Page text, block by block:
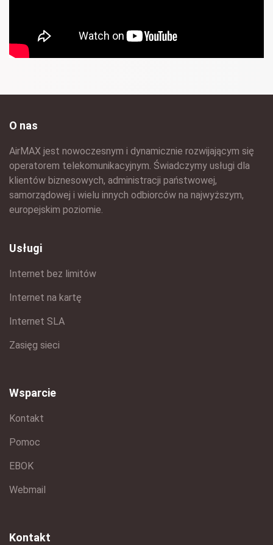
O nas
AirMAX jest nowoczesnym i dynamicznie rozwijającym się
operatorem telekomunikacyjnym. Świadczymy usługi dla
klientów biznesowych, administracji państwowej,
samorządowej i wielu innych odbiorców na najwyższym,
europejskim poziomie.
Usługi
Internet bez limitów
Internet na kartę
Internet SLA
Zasięg sieci
Wsparcie
Kontakt
Pomoc
EBOK
Webmail
Kontakt